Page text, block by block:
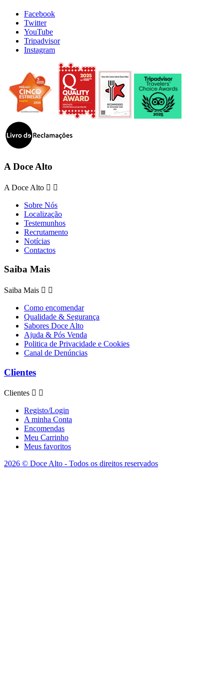
Facebook
Twitter
YouTube
Tripadvisor
Instagram
A Doce Alto
A Doce Alto  
Sobre Nós
Localização
Testemunhos
Recrutamento
Notícias
Contactos
Saiba Mais
Saiba Mais  
Como encomendar
Qualidade & Segurança
Sabores Doce Alto
Ajuda & Pós Venda
Politica de Privacidade e Cookies
Canal de Denúncias
Clientes
Clientes  
Registo/Login
A minha Conta
Encomendas
Meu Carrinho
Meus favoritos
2026 © Doce Alto - Todos os direitos reservados